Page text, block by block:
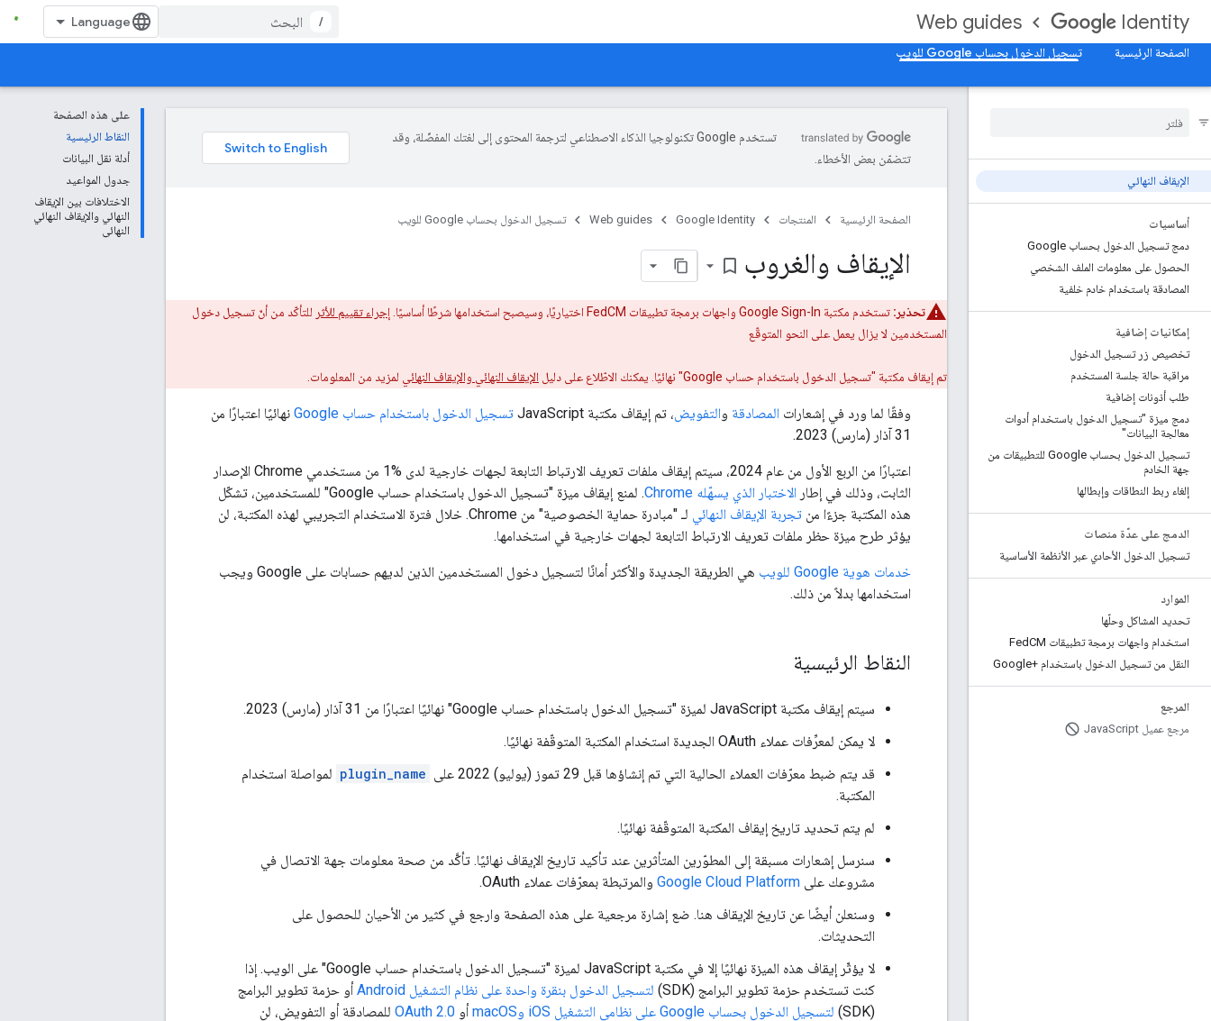
Identity
Web guides
/
الصفحة الرئيسية
تسجيل الدخول بحساب Google للويب
الإيقاف النهائي
أساسيات
دمج تسجيل الدخول بحساب Google
الحصول على معلومات الملف الشخصي
المصادقة باستخدام خادم خلفية
إمكانيات إضافية
تخصيص زر تسجيل الدخول
مراقبة حالة جلسة المستخدم
طلب أذونات إضافية
دمج ميزة "تسجيل الدخول باستخدام أدوات
معالجة البيانات"
تسجيل الدخول بحساب Google للتطبيقات من
جهة الخادم
إلغاء ربط النطاقات وإبطالها
الدمج على عدّة منصات
تسجيل الدخول الأحادي عبر الأنظمة الأساسية
الموارد
تحديد المشاكل وحلّها
استخدام واجهات برمجة تطبيقات Fed CM
النقل من تسجيل الدخول باستخدام +Google
المرجع
مرجع عميل Java Script
على هذه الصفحة
النقاط الرئيسية
أدلة نقل البيانات
جدول المواعيد
الاختلافات بين الإيقاف
النهائي والإيقاف النهائي
النهائي
تستخدم Google تكنولوجيا الذكاء الاصطناعي لترجمة المحتوى إلى لغتك المفضّلة، وقد
تتضمّن بعض الأخطاء.
الصفحة الرئيسية المنتجات Google Identity
Web guides تسجيل الدخول بحساب Google للويب
الإيقاف والغروب bookmark_border
تحذير: تستخدم مكتبة Google Sign-In واجهات برمجة تطبيقات FedCM اختياريًا، وسيصبح استخدامها شرطًا أساسيًا. إجراء تقييم للأثر للتأكّد من أنّ تسجيل دخول
المستخدمين لا يزال يعمل على النحو المتوقّع
تم إيقاف مكتبة "تسجيل الدخول باستخدام حساب Google" نهائيًا. يمكنك الاطّلاع على دليل الإيقاف النهائي والإيقاف النهائي لمزيد من المعلومات.
وفقًا لما ورد في إشعارات المصادقة والتفويض، تم إيقاف مكتبة JavaScript تسجيل الدخول باستخدام حساب Google
نهائيًا اعتبارًا من
31 آذار (مارس) 2023.
اعتبارًا من الربع الأول من عام 2024، سيتم إيقاف ملفات تعريف الارتباط التابعة لجهات خارجية لدى ‎1% من مستخدمي Chrome الإصدار
الثابت، وذلك في إطار الاختبار الذي يسهّله Chrome
. لمنع إيقاف ميزة "تسجيل الدخول باستخدام حساب Google" للمستخدمين، تشكّل
هذه المكتبة جزءًا من تجربة الإيقاف النهائي
لـ "مبادرة حماية الخصوصية" من Chrome. خلال فترة الاستخدام التجريبي لهذه المكتبة، لن
يؤثر طرح ميزة حظر ملفات تعريف الارتباط التابعة لجهات خارجية في استخدامها.
خدمات هوية Google للويب
هي الطريقة الجديدة والأكثر أمانًا لتسجيل دخول المستخدمين الذين لديهم حسابات على Google ويجب
استخدامها بدلاً من ذلك.
النقاط الرئيسية
سيتم إيقاف مكتبة JavaScript لميزة "تسجيل الدخول باستخدام حساب Google" نهائيًا اعتبارًا من 31 آذار (مارس) 2023.
لا يمكن لمعرِّفات عملاء OAuth الجديدة استخدام المكتبة المتوقّفة نهائيًا.
قد يتم ضبط معرّفات العملاء الحالية التي تم إنشاؤها قبل 29 تموز (يوليو) 2022 على
plugin_name لمواصلة استخدام
المكتبة.
لم يتم تحديد تاريخ إيقاف المكتبة المتوقّفة نهائيًا.
سنرسل إشعارات مسبقة إلى المطوّرين المتأثرين عند تأكيد تاريخ الإيقاف نهائيًا. تأكَّد من صحة معلومات جهة الاتصال في
مشروعك على Google Cloud Platform والمرتبطة بمعرّفات عملاء OAuth.
وسنعلن أيضًا عن تاريخ الإيقاف هنا. ضع إشارة مرجعية على هذه الصفحة وارجع في كثير من الأحيان للحصول على
التحديثات.
لا يؤثّر إيقاف هذه الميزة نهائيًا إلا في مكتبة JavaScript لميزة "تسجيل الدخول باستخدام حساب Google" على الويب. إذا
كنت تستخدم حزمة تطوير البرامج (SDK)
لتسجيل الدخول بنقرة واحدة على نظام التشغيل Android
أو حزمة تطوير البرامج
(SDK)
لتسجيل الدخول بحساب Google على نظامي التشغيل iOS وmacOS أو OAuth 2.0 للمصادقة أو التفويض، لن